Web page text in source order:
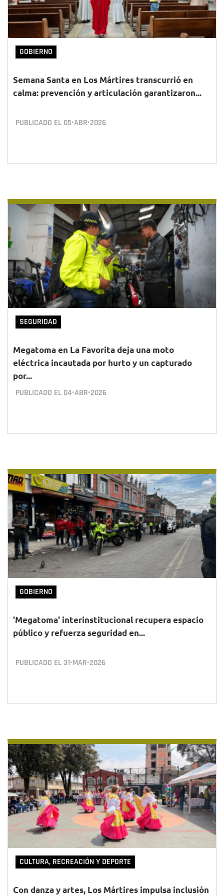
GOBIERNO
Semana Santa en Los Mártires transcurrió en
calma: prevención y articulación garantizaron...
PUBLICADO EL 05•ABR•2026
SEGURIDAD
Megatoma en La Favorita deja una moto
eléctrica incautada por hurto y un capturado
por...
PUBLICADO EL 04•ABR•2026
GOBIERNO
'Megatoma' interinstitucional recupera espacio
público y refuerza seguridad en...
PUBLICADO EL 31•MAR•2026
CULTURA, RECREACIÓN Y DEPORTE
Con danza y artes, Los Mártires impulsa inclusión